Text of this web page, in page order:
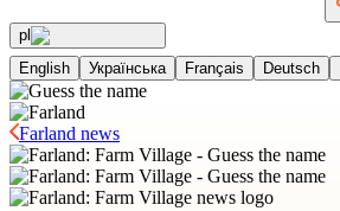
pl
English
Українська Français Deutsch
Farland news